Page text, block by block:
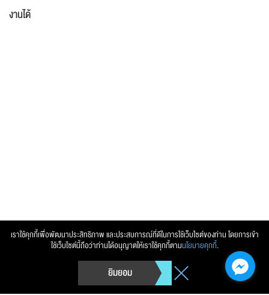
เราใช้คุกกี้เพื่อพัฒนาประสิทธิภาพ และประสบการณ์ที่ดีในการใช้เว็บไซต์ของท่าน โดยการเข้า
ใช้เว็บไซต์นี้ถือว่าท่านได้อนุญาตให้เราใช้คุกกี้ตามนโยบายคุกกี้.
ยิมยอม
งานได้